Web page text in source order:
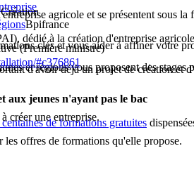
et régions vous proposent des
clés et vous aider à affiner votre
d'avoir déjà un projet de création et
créer une entreprise.
offres de formations qu'elle propose.
agricole et se présentent sous
dédié à la création d'entreprise
#c376861
aux jeunes n'ayant pas le bac
de formations gratuites
Bpifrance
(Première ministre)